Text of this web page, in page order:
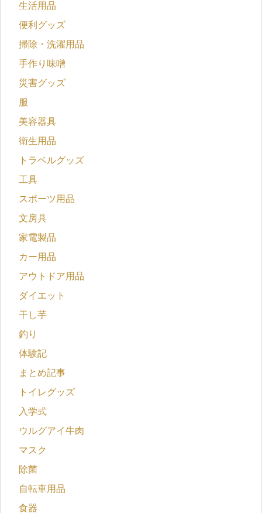
生活用品
便利グッズ
掃除・洗濯用品
手作り味噌
災害グッズ
服
美容器具
衛生用品
トラベルグッズ
工具
スポーツ用品
文房具
家電製品
カー用品
アウトドア用品
ダイエット
干し芋
釣り
体験記
まとめ記事
トイレグッズ
入学式
ウルグアイ牛肉
マスク
除菌
自転車用品
食器